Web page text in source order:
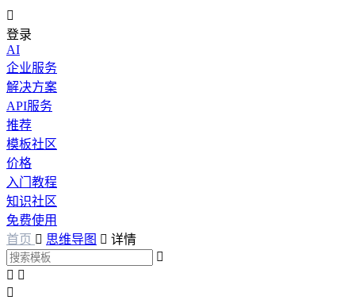

登录
AI
企业服务
解决方案
API服务
推荐
模板社区
价格
入门教程
知识社区
免费使用
首页  思维导图  详情

 
